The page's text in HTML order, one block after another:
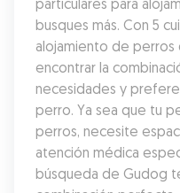
particulares para
busques más. Con 5
alojamiento de perros
encontrar la
necesidades y
perro. Ya sea que tu
perros, necesite
atención médica
búsqueda de Gudog